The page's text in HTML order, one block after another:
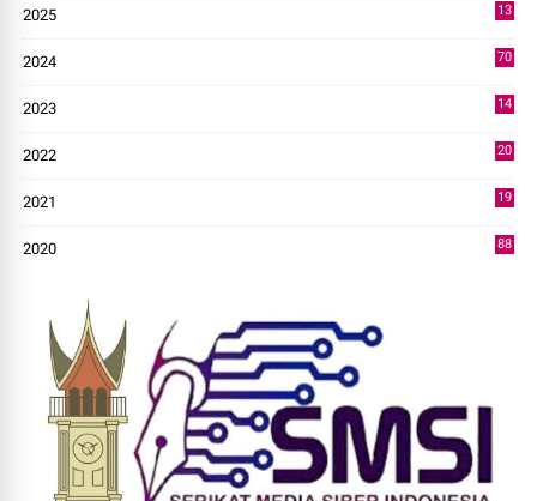
2025
13
2024
70
2023
14
2022
20
2021
19
2020
88